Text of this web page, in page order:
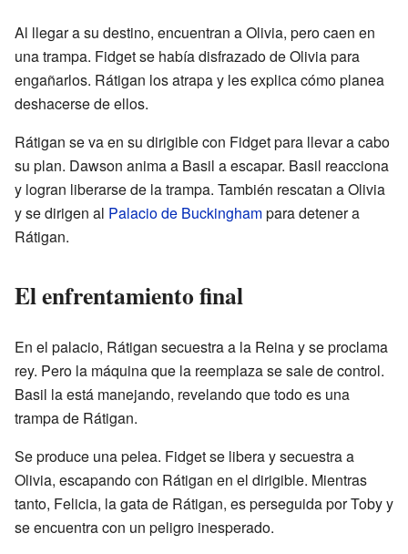
Al llegar a su destino, encuentran a Olivia, pero caen en
una trampa. Fidget se había disfrazado de Olivia para
engañarlos. Rátigan los atrapa y les explica cómo planea
deshacerse de ellos.
Rátigan se va en su dirigible con Fidget para llevar a cabo
su plan. Dawson anima a Basil a escapar. Basil reacciona
y logran liberarse de la trampa. También rescatan a Olivia
y se dirigen al Palacio de Buckinghampara detener a
Rátigan.
El enfrentamiento final
En el palacio, Rátigan secuestra a la Reina y se proclama
rey. Pero la máquina que la reemplaza se sale de control.
Basil la está manejando, revelando que todo es una
trampa de Rátigan.
Se produce una pelea. Fidget se libera y secuestra a
Olivia, escapando con Rátigan en el dirigible. Mientras
tanto, Felicia, la gata de Rátigan, es perseguida por Toby y
se encuentra con un peligro inesperado.